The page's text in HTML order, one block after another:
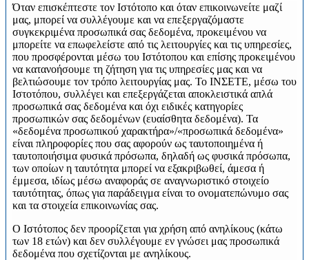
Όταν επισκέπτεστε τον Ιστότοπο και όταν επικοινωνείτε μαζί
μας, μπορεί να συλλέγουμε και να επεξεργαζόμαστε
συγκεκριμένα προσωπικά σας δεδομένα, προκειμένου να
μπορείτε να επωφελείστε από τις λειτουργίες και τις υπηρεσίες,
που προσφέρονται μέσω του Ιστότοπου και επίσης προκειμένου
να κατανοήσουμε τη ζήτηση για τις υπηρεσίες μας και να
βελτιώσουμε τον τρόπο λειτουργίας μας. Το ΙΝΣΕΤΕ, μέσω του
Ιστοτόπου, συλλέγει και επεξεργάζεται αποκλειστικά απλά
προσωπικά σας δεδομένα και όχι ειδικές κατηγορίες
προσωπικών σας δεδομένων (ευαίσθητα δεδομένα). Τα
«δεδομένα προσωπικού χαρακτήρα»/«προσωπικά δεδομένα»
είναι πληροφορίες που σας αφορούν ως ταυτοποιημένα ή
ταυτοποιήσιμα φυσικά πρόσωπα, δηλαδή ως φυσικά πρόσωπα,
των οποίων η ταυτότητα μπορεί να εξακριβωθεί, άμεσα ή
έμμεσα, ιδίως μέσω αναφοράς σε αναγνωριστικό στοιχείο
ταυτότητας, όπως για παράδειγμα είναι το ονοματεπώνυμο σας
και τα στοιχεία επικοινωνίας σας.
Ο Ιστότοπος δεν προορίζεται για χρήση από ανηλίκους (κάτω
των 18 ετών) και δεν συλλέγουμε εν γνώσει μας προσωπικά
δεδομένα που σχετίζονται με ανηλίκους.